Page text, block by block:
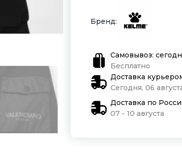
Самовывоз:
Бесплатно
Доставка
Сегодня, 06
Доставка по
07 - 10 августа